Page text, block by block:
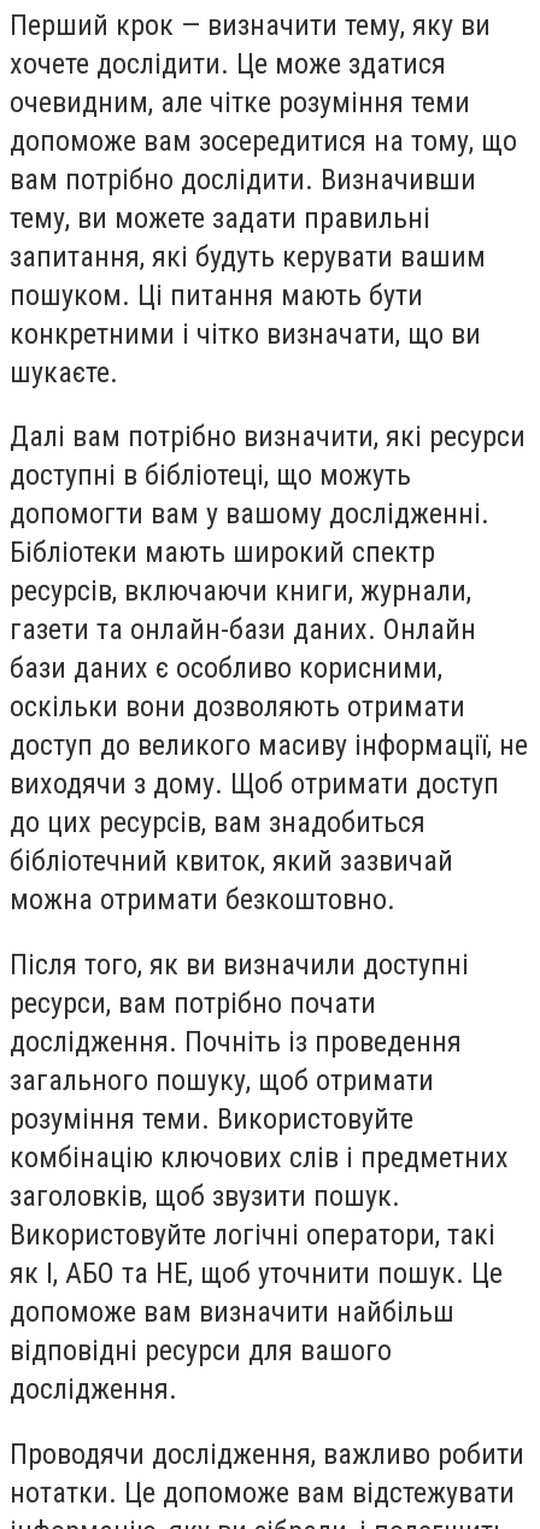
Перший крок — визначити тему, яку ви
хочете дослідити. Це може здатися
очевидним, але чітке розуміння теми
допоможе вам зосередитися на тому, що
вам потрібно дослідити. Визначивши
тему, ви можете задати правильні
запитання, які будуть керувати вашим
пошуком. Ці питання мають бути
конкретними і чітко визначати, що ви
шукаєте.
Далі вам потрібно визначити, які ресурси
доступні в бібліотеці, що можуть
допомогти вам у вашому дослідженні.
Бібліотеки мають широкий спектр
ресурсів, включаючи книги, журнали,
газети та онлайн-бази даних. Онлайн
бази даних є особливо корисними,
оскільки вони дозволяють отримати
доступ до великого масиву інформації, не
виходячи з дому. Щоб отримати доступ
до цих ресурсів, вам знадобиться
бібліотечний квиток, який зазвичай
можна отримати безкоштовно.
Після того, як ви визначили доступні
ресурси, вам потрібно почати
дослідження. Почніть із проведення
загального пошуку, щоб отримати
розуміння теми. Використовуйте
комбінацію ключових слів і предметних
заголовків, щоб звузити пошук.
Використовуйте логічні оператори, такі
як І, АБО та НЕ, щоб уточнити пошук. Це
допоможе вам визначити найбільш
відповідні ресурси для вашого
дослідження.
Проводячи дослідження, важливо робити
нотатки. Це допоможе вам відстежувати